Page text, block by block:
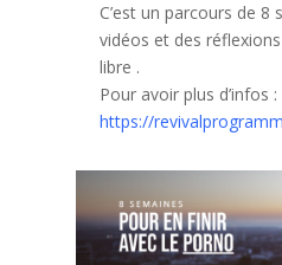
C’est un parcours de 8
vidéos et des
libre .
Pour avoir plus d’infos :
https://